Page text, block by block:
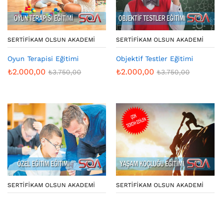
SERTIFIKAM OLSUN AKADEMI
Oyun Terapisi Eğitimi
₺2.000,00 ₺3.750,00
SERTIFIKAM OLSUN AKADEMI
Objektif Testler Eğitimi
₺2.000,00 ₺3.750,00
SERTIFIKAM OLSUN AKADEMI SERTIFIKAM OLSUN AKADEMI